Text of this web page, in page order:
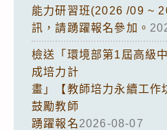
能力研習班(2026 /09 ~
訊，請踴躍報名參加。
檢送「環境部第1屆高級
成培力計
畫」【教師培力永續工作
鼓勵教師
踴躍報名2026-08-07